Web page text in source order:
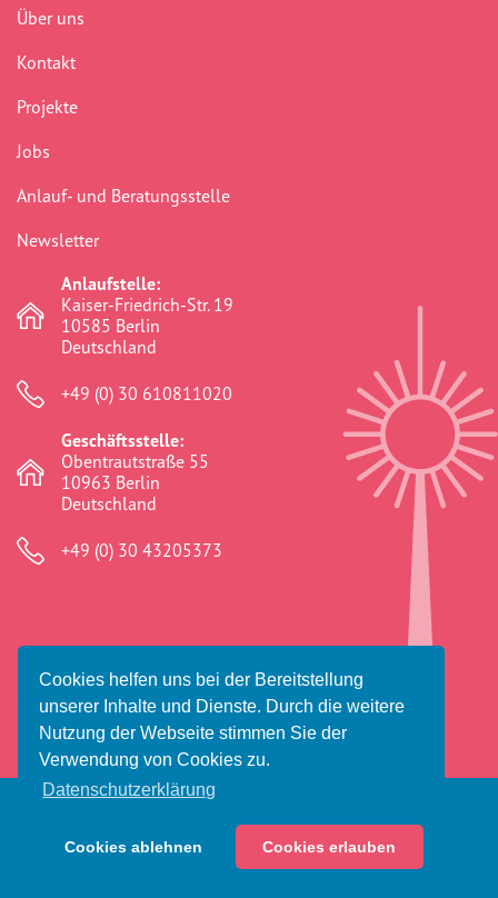
Cookies helfen uns bei der Bereitstellung
unserer Inhalte und Dienste. Durch die weitere
Nutzung der Webseite stimmen Sie der
Verwendung von Cookies zu.
Datenschutzerklärung
Cookies ablehnen Cookies erlauben
Spenden Dosta! Vorfälle melden
Chancengerechtigkeit
commemoration
Community
crosshairs (0)
Diskriminierung (315)
Dokumentationsstelle
Ederlezi (41)
Erinnern (2)
Erinnerungsarbeit (2)
exclusion (311)
Fadenkreuz (0)
flag of the romani people (139)
Über uns
Kontakt
Projekte
Jobs
Anlauf- und Beratungsstelle
Newsletter
Anlaufstelle:
Kaiser-Friedrich-Str. 19
10585 Berlin
Deutschland
+49 (0) 30 610811020
Geschäftsstelle:
Obentrautstraße 55
10963 Berlin
Deutschland
+49 (0) 30 43205373
© 2026 Amaro Foro e.V.
Impressum
Datenschutz Haftungsausschluss